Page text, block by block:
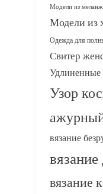
Модели из
Модели из
Одежда для
Свитер
Удлиненные
Узор
вязание
вязание